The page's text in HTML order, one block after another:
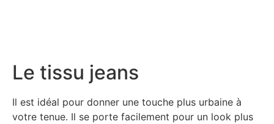
Le tissu jeans
Il est idéal pour donner une touche plus urbaine à
votre tenue. Il se porte facilement pour un look plus